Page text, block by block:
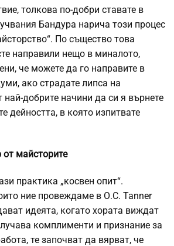
толкова по-добри ставате в
Бандура нарича този процес
По същество това
направили нещо в миналото,
че можете да го направите в
ако страдате липса на
най-добрите начини да си я върнете
дейността, в която изпитвате
майсторите
практика „косвен опит“.
ние провеждаме в О.C. Tanner
идеята, когато хората виждат
комплименти и признание за
те започват да вярват, че